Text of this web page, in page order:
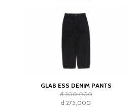
GLAB ESS DENIM PANTS
đ 300,000
đ 275,000